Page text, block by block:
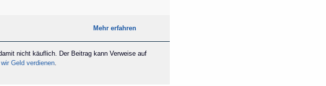
Mehr erfahren
nicht käuflich. Der Beitrag kann Verweise auf
Geld verdienen.